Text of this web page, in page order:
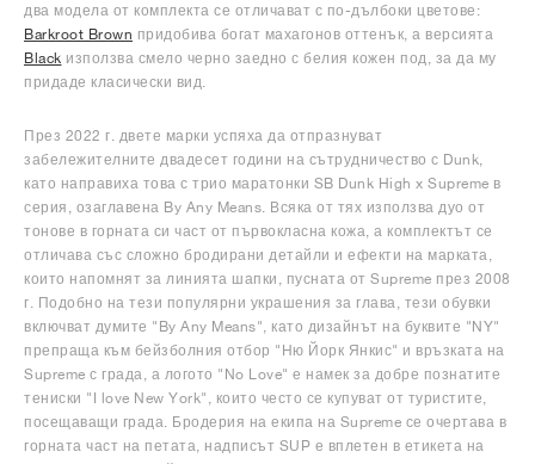
два модела от комплекта се отличават с по-дълбоки цветове:
Barkroot Brown придобива богат махагонов оттенък, а версията
Black използва смело черно заедно с белия кожен под, за да му
придаде класически вид.
През 2022 г. двете марки успяха да отпразнуват
забележителните двадесет години на сътрудничество с Dunk,
като направиха това с трио маратонки SB Dunk High x Supreme в
серия, озаглавена By Any Means. Всяка от тях използва дуо от
тонове в горната си част от първокласна кожа, а комплектът се
отличава със сложно бродирани детайли и ефекти на марката,
които напомнят за линията шапки, пусната от Supreme през 2008
г. Подобно на тези популярни украшения за глава, тези обувки
включват думите "By Any Means", като дизайнът на буквите "NY"
препраща към бейзболния отбор "Ню Йорк Янкис" и връзката на
Supreme с града, а логото "No Love" е намек за добре познатите
тениски "I love New York", които често се купуват от туристите,
посещаващи града. Бродерия на екипа на Supreme се очертава в
горната част на петата, надписът SUP е вплетен в етикета на